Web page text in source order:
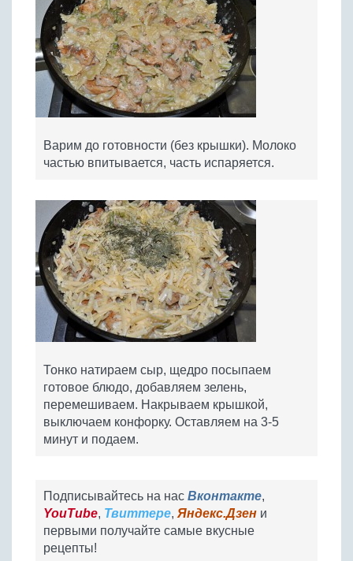
Варим до готовности (без крышки). Молоко
частью впитывается, часть испаряется.
Тонко натираем сыр, щедро посыпаем
готовое блюдо, добавляем зелень,
перемешиваем. Накрываем крышкой,
выключаем конфорку. Оставляем на 3-5
минут и подаем.
Подписывайтесь на нас Вконтакте,
YouTube, Твиттере, Яндекс.Дзен и
первыми получайте самые вкусные
рецепты!